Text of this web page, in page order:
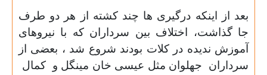
بعد از اینکه درگیری ها چند کشته از هر دو طرف
جا گذاشت، اختلاف بین سرداران که با نیروهای
آموزش ندیده در کلات بودند شروع شد ، بعضی از
سرداران جهلوان مثل عیسی خان مینگل و کمال